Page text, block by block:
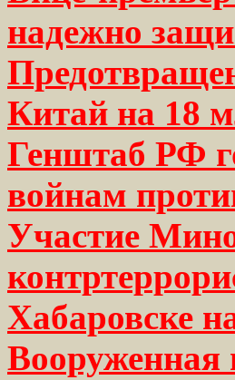
надежно
Китай на 18
Генштаб РФ
войнам
Участие
Хабаровске
Вооруженная